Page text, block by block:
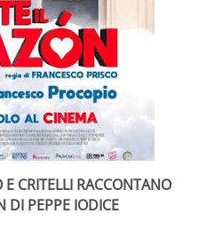
E CRITELLI RACCONTANO
DI PEPPE IODICE